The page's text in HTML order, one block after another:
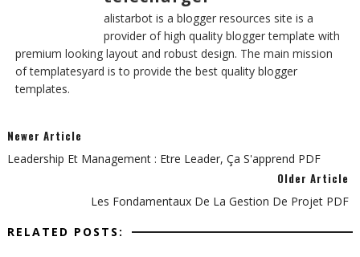
alistarbot is a blogger resources site is a
provider of high quality blogger template with
premium looking layout and robust design. The main mission
of templatesyard is to provide the best quality blogger
templates.
Newer Article
Leadership Et Management : Etre Leader, Ça S'apprend PDF
Older Article
Les Fondamentaux De La Gestion De Projet PDF
RELATED POSTS: